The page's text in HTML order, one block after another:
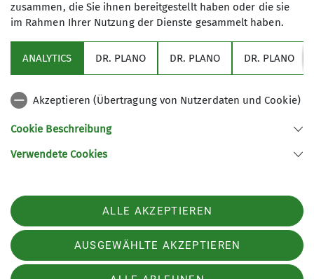
Maximale Teilnehmeranzahl
7
Sektion Schwaben des Deutschen Alpenvereins (DAV) 1869 e. V.
Telefon +497117696366
Datenschutz-Einstellungen
Datenschutz
Impressum
zusammen, die Sie ihnen bereitgestellt haben oder die sie
im Rahmen Ihrer Nutzung der Dienste gesammelt haben.
ANALYTICS DR. PLANO DR. PLANO DR. PLANO
Akzeptieren (Übertragung von Nutzerdaten und Cookie)
Cookie Beschreibung
Verwendete Cookies
ALLE AKZEPTIEREN
AUSGEWÄHLTE AKZEPTIEREN